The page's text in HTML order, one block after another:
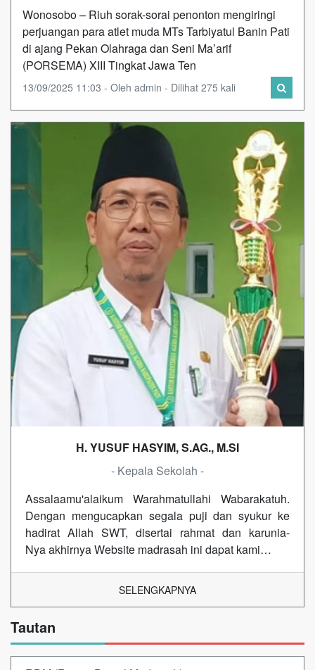
Wonosobo – Riuh sorak-sorai penonton mengiringi
perjuangan para atlet muda MTs Tarbiyatul Banin Pati
di ajang Pekan Olahraga dan Seni Ma’arif
(PORSEMA) XIII Tingkat Jawa Ten
13/09/2025 11:03 - Oleh admin - Dilihat 275 kali
H. YUSUF HASYIM, S.AG., M.SI
- Kepala Sekolah -
Assalaamu'alaikum Warahmatullahi Wabarakatuh.
Dengan mengucapkan segala puji dan syukur ke
hadirat Allah SWT, disertai rahmat dan karunia-
Nya akhirnya Website madrasah ini dapat kami…
SELENGKAPNYA
Tautan